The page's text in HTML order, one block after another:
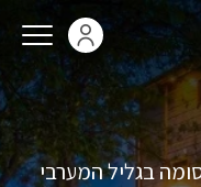
בגליל המערבי